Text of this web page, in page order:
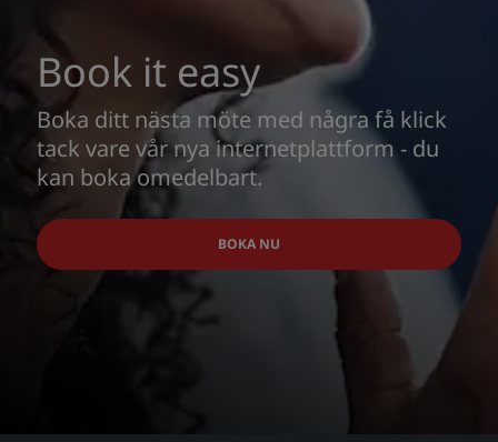
Book it easy
Boka ditt nästa möte med några få klick
tack vare vår nya internetplattform - du
kan boka omedelbart.
BOKA NU